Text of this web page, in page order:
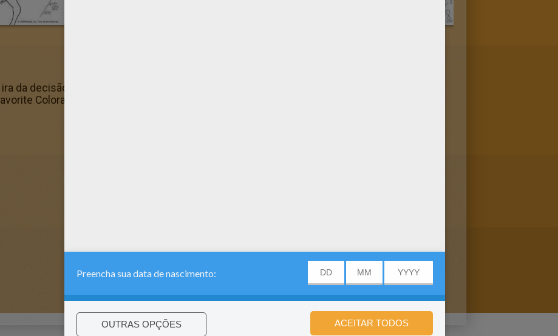
da decisão é um dos meus favoritos. Dê uma olhada no Páginas para colorir BARBIES e
Coloração da ira da decisão in Páginas para colorir BARBIES